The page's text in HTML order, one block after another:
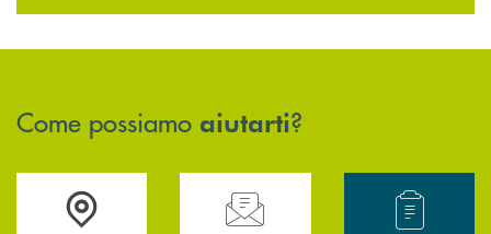
Come possiamo aiutarti?
Accedi all' elenco completo delle filiali .Hai bisogno di assistenza immediata?
Hai bisogno di